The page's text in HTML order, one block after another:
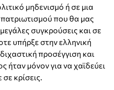
μηδενισμό ή σε μια
που θα μας
συγκρούσεις και σε
υπήρξε στην ελληνική
προσέγγιση και
ήταν μόνον για να χαϊδεύει
κρίσεις.